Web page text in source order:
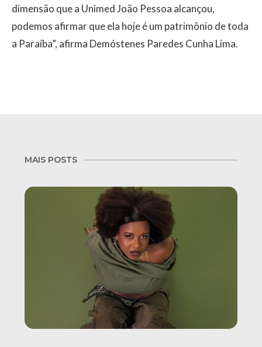
dimensão que a Unimed João Pessoa alcançou,
podemos afirmar que ela hoje é um patrimônio de toda
a Paraíba”, afirma Demóstenes Paredes Cunha Lima.
MAIS POSTS